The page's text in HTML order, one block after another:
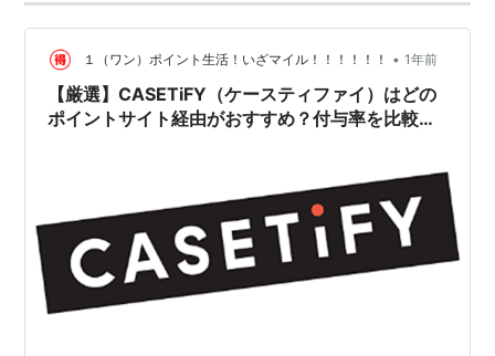
１（ワン）ポイント生活！いざマイル！！！！！！ • 1年前
【厳選】CASETiFY（ケースティファイ）はどの
ポイントサイト経由がおすすめ？付与率を比較し